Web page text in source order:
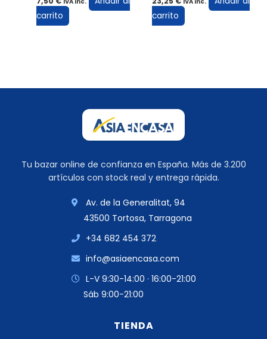
carrito
carrito
Tu bazar online de confianza en España. Más de 3.200
artículos con stock real y entrega rápida.
Av. de la Generalitat, 94
43500 Tortosa, Tarragona
+34 682 454 372
info@asiaencasa.com
L-V 9:30-14:00 · 16:00-21:00
Sáb 9:00-21:00
TIENDA